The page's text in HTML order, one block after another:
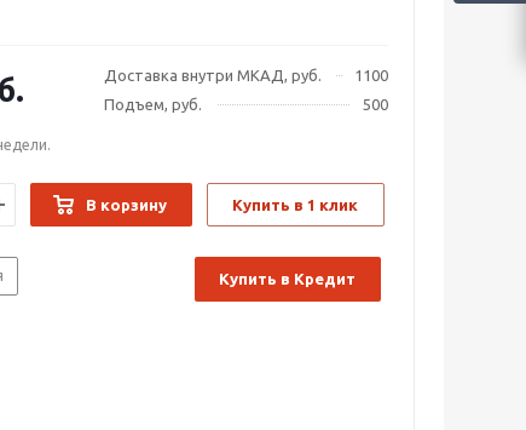
Доставка внутри МКАД, руб.
1100
Подъем, руб.
500
В корзину Купить в 1 клик
Купить в Кредит